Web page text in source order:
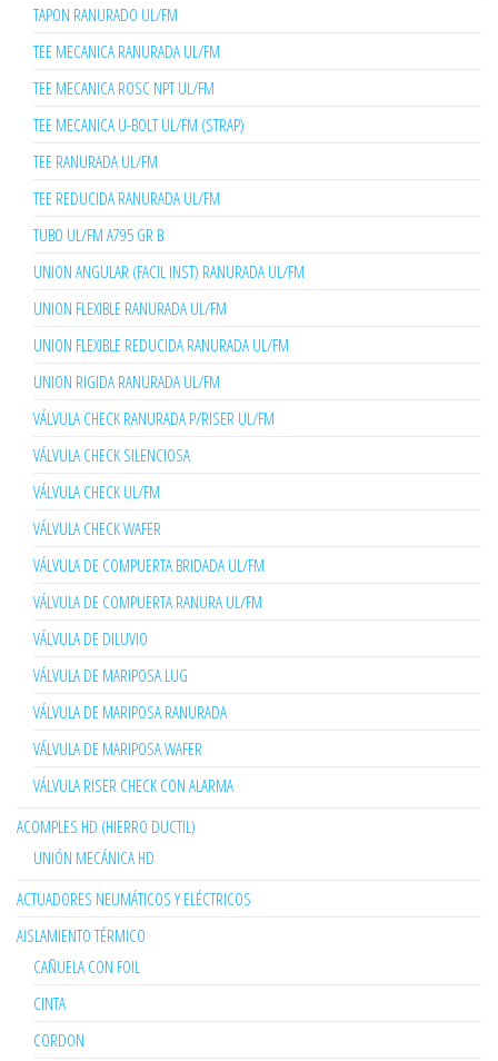
TAPON RANURADO UL/FM
TEE MECANICA RANURADA UL/FM
TEE MECANICA ROSC NPT UL/FM
TEE MECANICA U-BOLT UL/FM (STRAP)
TEE RANURADA UL/FM
TEE REDUCIDA RANURADA UL/FM
TUBO UL/FM A795 GR B
UNION ANGULAR (FACIL INST) RANURADA UL/FM
UNION FLEXIBLE RANURADA UL/FM
UNION FLEXIBLE REDUCIDA RANURADA UL/FM
UNION RIGIDA RANURADA UL/FM
VÁLVULA CHECK RANURADA P/RISER UL/FM
VÁLVULA CHECK SILENCIOSA
VÁLVULA CHECK UL/FM
VÁLVULA CHECK WAFER
VÁLVULA DE COMPUERTA BRIDADA UL/FM
VÁLVULA DE COMPUERTA RANURA UL/FM
VÁLVULA DE DILUVIO
VÁLVULA DE MARIPOSA LUG
VÁLVULA DE MARIPOSA RANURADA
VÁLVULA DE MARIPOSA WAFER
VÁLVULA RISER CHECK CON ALARMA
ACOMPLES HD (HIERRO DUCTIL)
UNIÓN MECÁNICA HD
ACTUADORES NEUMÁTICOS Y ELÉCTRICOS
AISLAMIENTO TÉRMICO
CAÑUELA CON FOIL
CINTA
CORDON